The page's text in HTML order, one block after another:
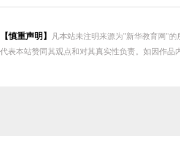
【慎重声明】
凡本站未注明来源为"新华教育网"
代表本站赞同其观点和对其真实性负责。如因作